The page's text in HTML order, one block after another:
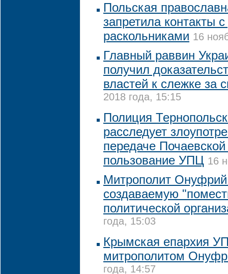
Польская
запретила контакты
раскольниками 16
Главный раввин
получил
властей к слежке за
2018 года, 15:15
Полиция
расследует
передаче
пользование УПЦ 16
Митрополит
создаваемую
политической
года, 15:03
Крымская епархия
митрополитом
года, 14:57